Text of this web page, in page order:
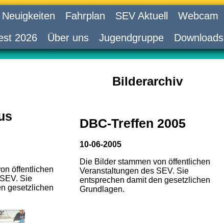
Neuigkeiten Fahrplan SEV Aktuell Webcam
2026
Über uns Jugendgruppe Downloads
Bilderarchiv
öffentlichen
Sie
gesetzlichen
DBC-Treffen 2005
10-06-2005
Die Bilder stammen von öffentlichen
Veranstaltungen des SEV. Sie
entsprechen damit den gesetzlichen
Grundlagen.